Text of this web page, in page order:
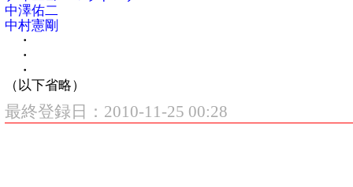
中澤佑二
中村憲剛
・
・
・
（以下省略）
最終登録日：2010-11-25 00:28